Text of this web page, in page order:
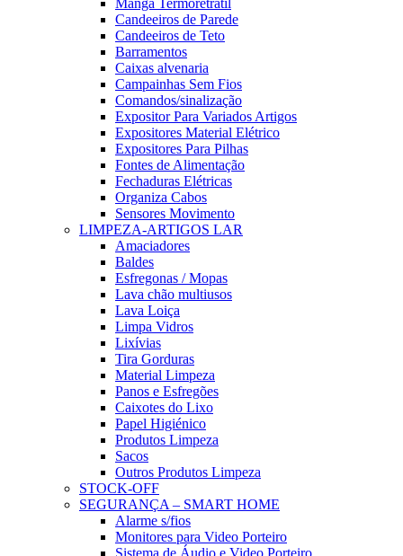
Candeeiros de Parede
Candeeiros de Teto
Barramentos
Caixas alvenaria
Campainhas Sem Fios
Comandos/sinalização
Expositor Para Variados Artigos
Expositores Material Elétrico
Expositores Para Pilhas
Fontes de Alimentação
Fechaduras Elétricas
Organiza Cabos
Sensores Movimento
LIMPEZA-ARTIGOS LAR
Amaciadores
Baldes
Esfregonas / Mopas
Lava chão multiusos
Lava Loiça
Limpa Vidros
Lixívias
Tira Gorduras
Material Limpeza
Panos e Esfregões
Caixotes do Lixo
Papel Higiénico
Produtos Limpeza
Sacos
Outros Produtos Limpeza
STOCK-OFF
SEGURANÇA – SMART HOME
Alarme s/fios
Monitores para Video Porteiro
Sistema de Áudio e Video Porteiro